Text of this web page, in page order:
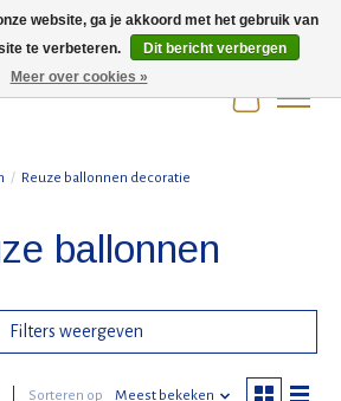
de zomervakantie.
/ Reuze ballonnen decoratie
ballonnen
Filters weergeven
Sorteren op Meest bekeken
website, ga je akkoord met het gebruik van
te verbeteren.
Dit bericht verbergen
Meer over cookies »